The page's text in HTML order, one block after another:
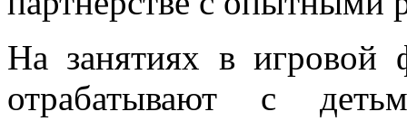
На занятиях в игровой
отрабатывают с